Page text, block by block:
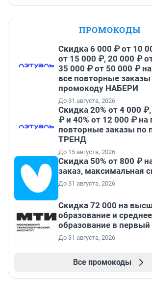
ПРОМОКОДЫ
Скидка 6 000 ₽ от 10
от 15 000 ₽, 20 000 ₽
35 000 ₽ от 50 000 ₽
все повторные заказы
промокоду НАБЕРИ
До 31 августа, 2026
Скидка 20% от 4 000
₽ и 40% от 12 000 ₽ на
повторные заказы по
ТРЕНД
До 15 августа, 2026
Скидка 50% от 800 ₽
заказ, максимальная
До 31 августа, 2026
Скидка 72 000 на
образование и
образование в первый
До 31 августа, 2026
Все промокоды